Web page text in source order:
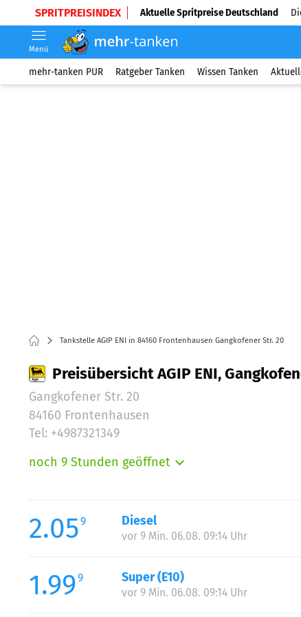
SPRITPREISINDEX Aktuelle Spritpreise Deutschland
Menü
mehr-tanken PUR Ratgeber Tanken Wissen Tanken
Tankstelle AGIP ENI in 84160 Frontenhausen Gangkofener Str. 20
Preisübersicht AGIP ENI,
Gangkofener Str. 20
84160 Frontenhausen
Tel: +4987321349
noch 9 Stunden geöffnet
Mittwoch:
Donnerstag:
Samstag:
Sonntag:
2.059 Diesel
vor 9 Min. 06.08. 09:14 Uhr
1.999 Super (E10)
vor 9 Min. 06.08. 09:14 Uhr